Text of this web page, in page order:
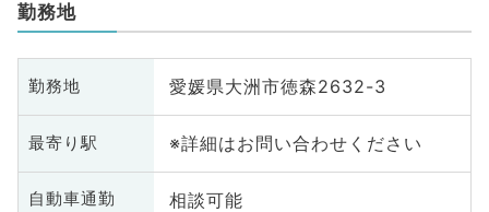
勤務地
勤務地 愛媛県大洲市徳森2632-3
最寄り駅 ※詳細はお問い合わせください
自動車通勤 相談可能